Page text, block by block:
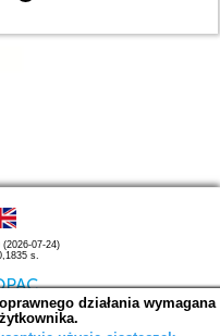
w międzywojennej
(2026-07-24)
s.
działania wymagana